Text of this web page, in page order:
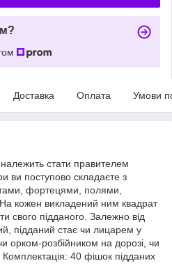
Доставка Оплата Умови
стати правителем
ви поступово складаєте з
фортецями, полями,
кожен викладений ним квадрат
свого підданого. Залежно від
підданий стає чи лицарем у
орком-розбійником на дорозі, чи
Комплектація: 40 фішок підданих